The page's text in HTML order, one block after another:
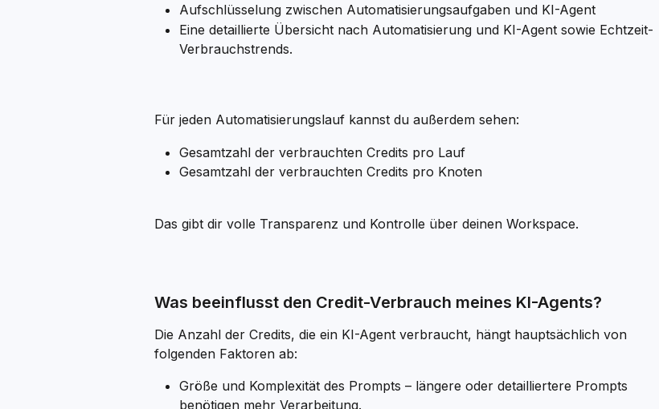
Aufschlüsselung zwischen Automatisierungsaufgaben und KI-Agent
Eine detaillierte Übersicht nach Automatisierung und KI-Agent sowie Echtzeit-
Verbrauchstrends.
Für jeden Automatisierungslauf kannst du außerdem sehen:
Gesamtzahl der verbrauchten Credits pro Lauf
Gesamtzahl der verbrauchten Credits pro Knoten
Das gibt dir volle Transparenz und Kontrolle über deinen Workspace.
Was beeinflusst den Credit-Verbrauch meines KI-Agents?
Die Anzahl der Credits, die ein KI-Agent verbraucht, hängt hauptsächlich von
folgenden Faktoren ab:
Größe und Komplexität des Prompts – längere oder detailliertere Prompts
benötigen mehr Verarbeitung.